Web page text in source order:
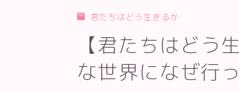
メディアコンテンツポリシー
君たちはどう生きるか
【君たちはどう
な世界になぜ行